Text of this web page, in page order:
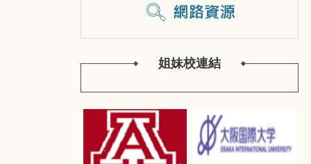
姐妹校連結